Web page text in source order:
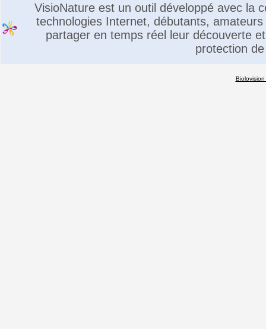
VisioNature est un outil développé avec la
technologies Internet, débutants,
partager en temps réel leur découverte
protection
Biolovision